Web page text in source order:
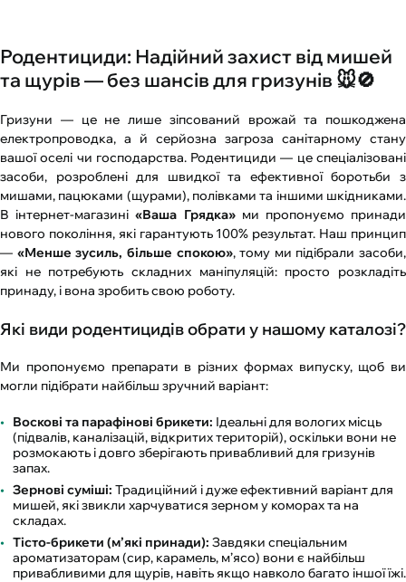
Родентициди: Надійний захист від мишей
та щурів — без шансів для гризунів 🐭🚫
Гризуни — це не лише зіпсований врожай та пошкоджена
електропроводка, а й серйозна загроза санітарному стану
вашої оселі чи господарства. Родентициди — це спеціалізовані
засоби, розроблені для швидкої та ефективної боротьби з
мишами, пацюками (щурами), полівками та іншими шкідниками.
В інтернет-магазині«Ваша Грядка»ми пропонуємо принади
нового покоління, які гарантують 100% результат. Наш принцип
— «Менше зусиль, більше спокою», тому ми підібрали засоби,
які не потребують складних маніпуляцій: просто розкладіть
принаду, і вона зробить свою роботу.
Які види родентицидів обрати у нашому каталозі?
Ми пропонуємо препарати в різних формах випуску, щоб ви
могли підібрати найбільш зручний варіант:
Воскові та парафінові брикети: Ідеальні для вологих місць
(підвалів, каналізацій, відкритих територій), оскільки вони не
розмокають і довго зберігають привабливий для гризунів
запах.
Зернові суміші: Традиційний і дуже ефективний варіант для
мишей, які звикли харчуватися зерном у коморах та на
складах.
Тісто-брикети (м’які принади): Завдяки спеціальним
ароматизаторам (сир, карамель, м’ясо) вони є найбільш
привабливими для щурів, навіть якщо навколо багато іншої їжі.